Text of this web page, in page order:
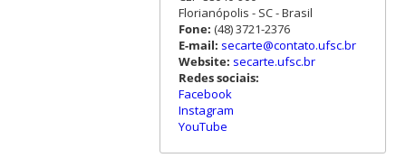
Florianópolis - SC - Brasil
Fone: (48) 3721-2376
E-mail: secarte@contato.ufsc.br
Website: secarte.ufsc.br
Redes sociais:
Facebook
Instagram
YouTube